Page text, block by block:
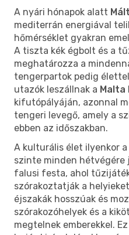
A nyári hónapok alatt
mediterrán energiával
hőmérséklet gyakran
A tiszta kék égbolt és a
meghatározza a
tengerpartok pedig
utazók leszállnak a
kifutópályáján, azonnal
tengeri levegő, amely a
ebben az időszakban.
A kulturális élet ilyenkor
szinte minden
falusi festa, ahol
szórakoztatják a
éjszakák hosszúak és
szórakozóhelyek és a
megtelnek emberekkel.